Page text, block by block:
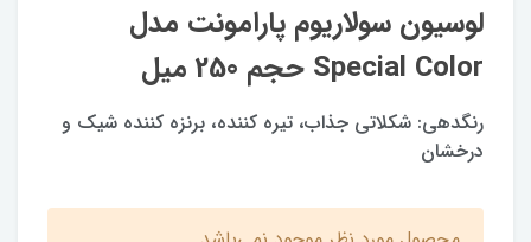
لوسیون سولاریوم پارامونت مدل
Special Color حجم 250 میل
رنگدهی: شكلاتى جذاب، تيره كننده، برنزه كننده شيك و
درخشان